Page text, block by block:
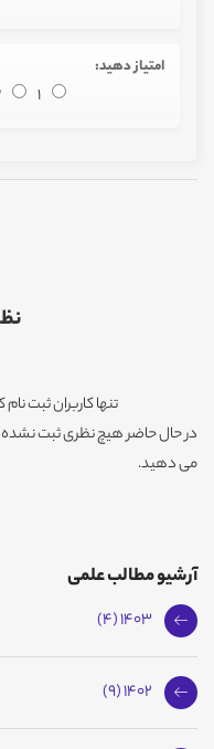
امتیاز دهید:
1
تنها کاربران ثبت
در حال حاضر هیچ نظری ثبت نشده
می دهید.
آرشیو مطالب علمی
1403 (4)
1402 (9)